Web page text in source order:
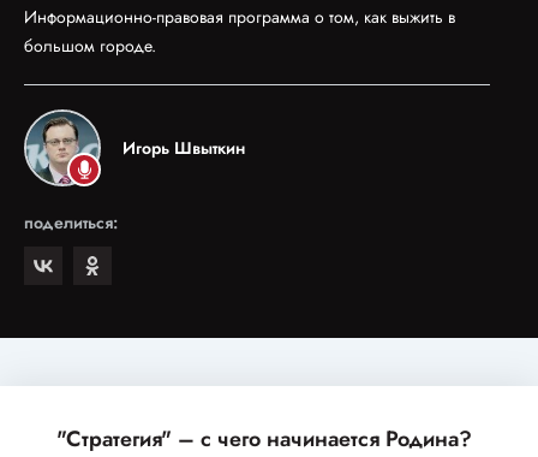
Информационно-правовая программа о том, как выжить в
большом городе.
Игорь Швыткин
поделиться:
"Стратегия" – с чего начинается Родина?